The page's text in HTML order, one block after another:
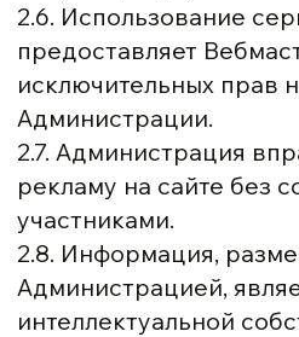
2.6. Использование
предоставляет
исключительных прав
Администрации.
2.7. Администрация
рекламу на сайте без
участниками.
2.8. Информация,
Администрацией,
интеллектуальной